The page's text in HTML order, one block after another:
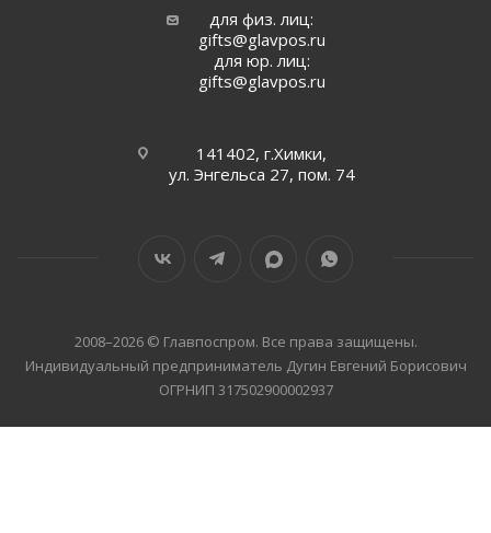
для физ. лиц:
gifts@glavpos.ru
для юр. лиц:
gifts@glavpos.ru
141402, г.Химки,
ул. Энгельса 27, пом. 74
2008–2026 © Главпоспром. Все права защищены.
Индивидуальный предприниматель Дугин Евгений Борисович
ОГРНИП 317502900002937